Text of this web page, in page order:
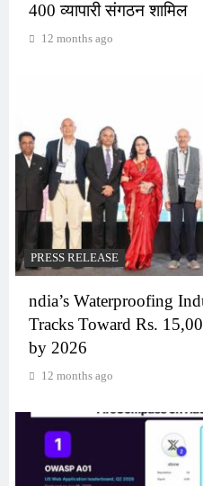
400 व्यापारी संगठन शामिल
12 months ago
PRESS RELEASE
ndia’s Waterproofing
Tracks Toward Rs.
by 2026
12 months ago